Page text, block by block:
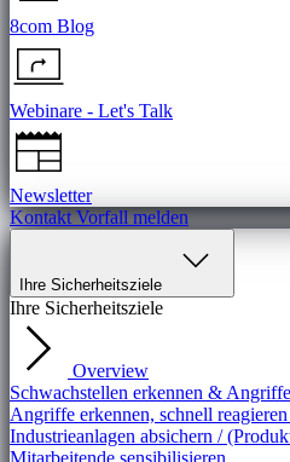
8com Blog
Webinare - Let's Talk
Newsletter
KontaktVorfall melden
Ihre Sicherheitsziele
Ihre Sicherheitsziele
Overview
Schwachstellen erkennen &
Angriffe erkennen, schnell
Industrieanlagen absichern /